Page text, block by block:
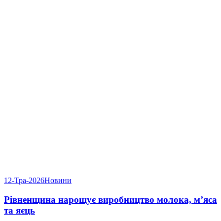
12-Тра-2026Новини
Рівненщина нарощує виробництво молока, м’яса
та яєць